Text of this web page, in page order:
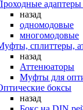
адаптеры
назад
одномодовые
многомодовые
сплиттеры,
назад
Аттенюаторы
Муфты для
боксы
назад